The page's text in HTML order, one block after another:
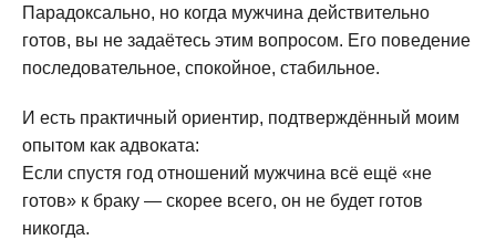
Парадоксально, но когда мужчина действительно
готов, вы не задаётесь этим вопросом. Его поведение
последовательное, спокойное, стабильное.
И есть практичный ориентир, подтверждённый моим
опытом как адвоката:
Если спустя год отношений мужчина всё ещё «не
готов» к браку — скорее всего, он не будет готов
никогда.